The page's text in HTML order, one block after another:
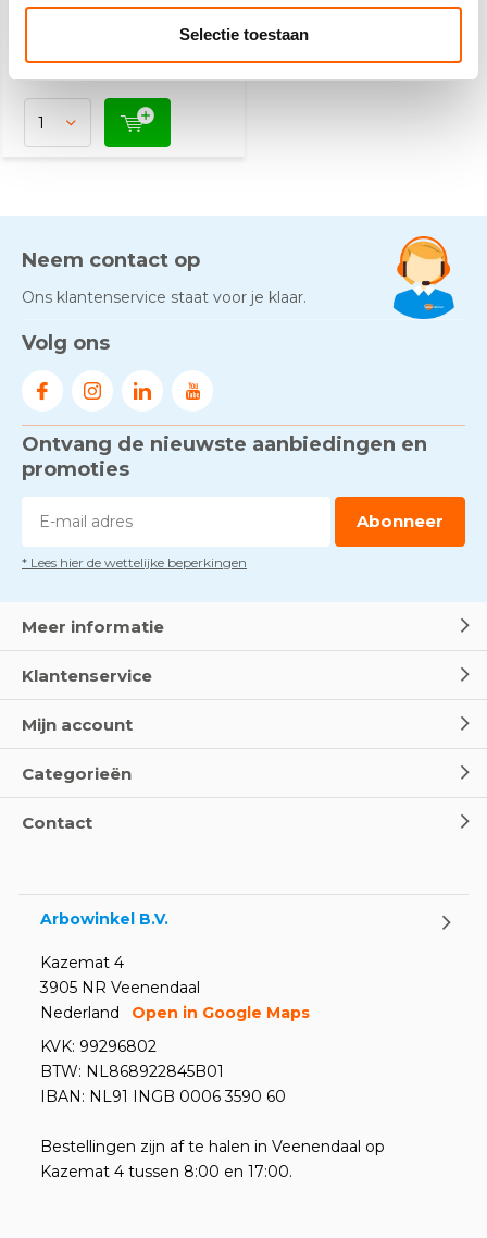
Selectie toestaan
10,20
Vandaag besteld, dinsdag
Neem contact op
Ons klantenservice staat voor je klaar.
Volg ons
Ontvang de nieuwste aanbiedingen en
promoties
Abonneer
* Lees hier de wettelijke beperkingen
Meer informatie
Klantenservice
Mijn account
Categorieën
Contact
Arbowinkel B.V.
Kazemat 4
3905 NR Veenendaal
Nederland
Open in Google Maps
KVK: 99296802
BTW: NL868922845B01
IBAN: NL91 INGB 0006 3590 60
Bestellingen zijn af te halen in Veenendaal op
Kazemat 4 tussen 8:00 en 17:00.